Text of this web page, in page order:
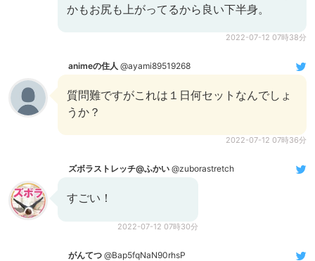
かもお尻も上がってるから良い下半身。
2022-07-12 07時38分
animeの住人 @ayami89519268
質問難ですがこれは１日何セットなんでしょ
うか？
2022-07-12 07時36分
ズボラストレッチ@ふかい @zuborastretch
すごい！
2022-07-12 07時30分
がんてつ @Bap5fqNaN90rhsP